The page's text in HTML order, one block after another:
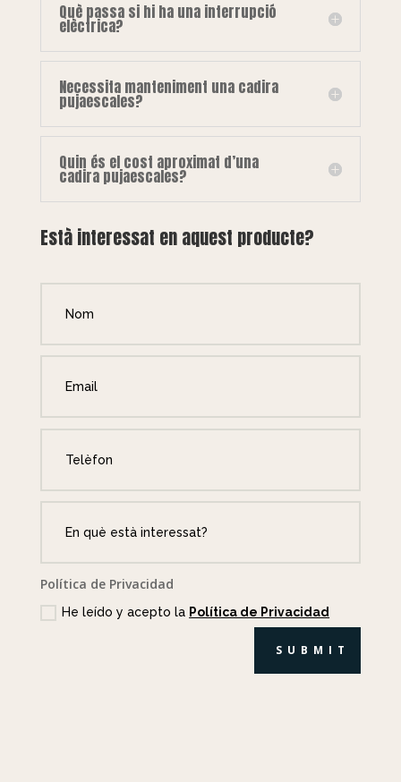
Què passa si hi ha una interrupció
elèctrica?
Necessita manteniment una cadira
pujaescales?
Quin és el cost aproximat d’una
cadira pujaescales?
Està interessat en aquest producte?
Política de Privacidad
He leído y acepto la Política de Privacidad
SUBMIT